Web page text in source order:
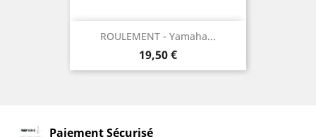
ROULEMENT - Yamaha...
Prix
19,50 €
Paiement Sécurisé